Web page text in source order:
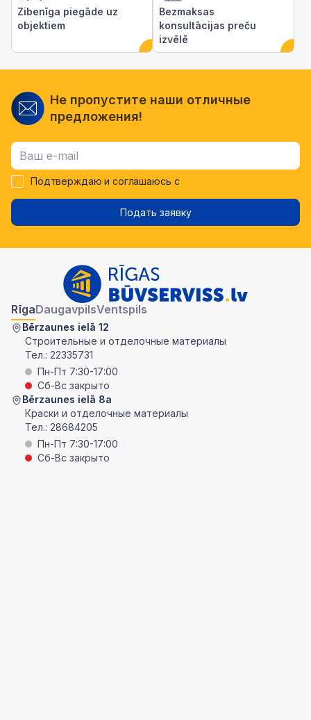
Zibenīga piegāde uz
objektiem
Bezmaksas
konsultācijas preču
izvēlē
Не пропустите наши отличные
предложения!
Подтверждаю и соглашаюсь с
Подать заявку
RīgaDaugavpilsVentspils
Bērzaunes ielā 12
Строительные и отделочные материалы
Тел.: 22335731
Пн-Пт 7:30-17:00
Сб-Вс закрыто
Bērzaunes ielā 8a
Краски и отделочные материалы
Тел.: 28684205
Пн-Пт 7:30-17:00
Сб-Вс закрыто